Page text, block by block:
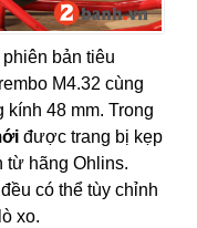
phiên bản tiêu
M4.32 cùng
48 mm. Trong
được trang bị kẹp
từ hãng Ohlins.
có thể tùy chỉnh
xo.